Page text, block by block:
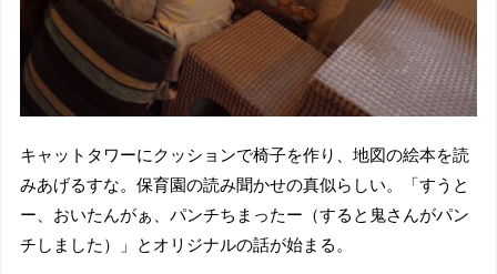
キャットタワーにクッションで椅子を作り、地図の絵本を読
みあげるすな。保育園の読み聞かせの真似らしい。「すうと
ー、おいたんがぁ、パンチちまったー（すると鬼さんがパン
チしました）」とオリジナルの話が始まる。